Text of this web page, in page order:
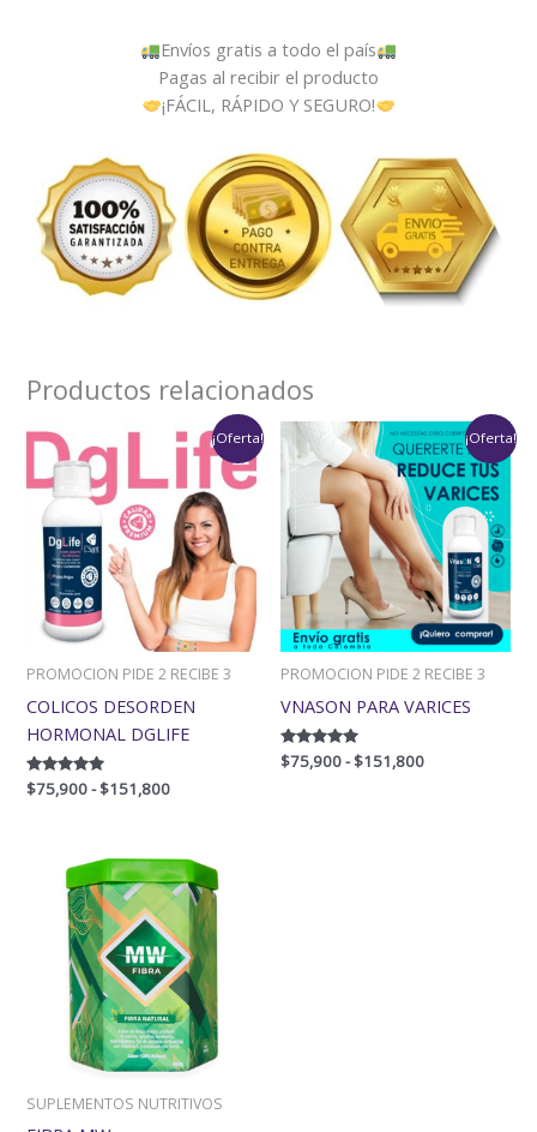
Envíos gratis a todo el país
Pagas al recibir el producto
¡FÁCIL, RÁPIDO Y SEGURO!
Productos relacionados
¡Oferta!
PROMOCION PIDE 2 RECIBE 3
COLICOS DESORDEN
HORMONAL DGLIFE
Valorado
con
$75,900-$151,800
Rango
de
precios:
desde
$75,900
hasta
$151,800
¡Oferta!
PROMOCION PIDE 2 RECIBE 3
VNASON PARA VARICES
Valorado
con
$75,900-$151,800
Rango
de
precios:
desde
$75,900
hasta
$151,800
SUPLEMENTOS NUTRITIVOS